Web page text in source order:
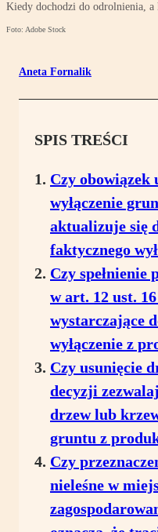
Kiedy dochodzi do odrolnienia, a
Foto: Adobe Stock
Aneta Fornalik
SPIS TREŚCI
Czy obowiązek
wyłączenie
aktualizuje się
faktycznego
Czy spełnienie
w art. 12 ust.
wystarczające
wyłączenie z
Czy usunięcie
decyzji
drzew lub
gruntu z
Czy
nieleśne w